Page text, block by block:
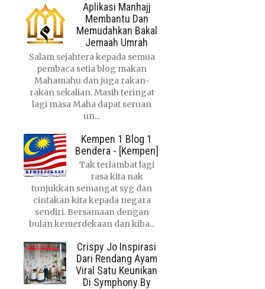
Aplikasi Manhajj
Membantu Dan
Memudahkan Bakal
Jemaah Umrah
Salam sejahtera kepada semua
pembaca setia blog makan
Mahamahu dan juga rakan-
rakan sekalian. Masih teringat
lagi masa Maha dapat seruan
un...
Kempen 1 Blog 1
Bendera - [Kempen]
Tak terlambat lagi
rasa kita nak
tunjukkan semangat syg dan
cintakan kita kepada negara
sendiri. Bersamaan dengan
bulan kemerdekaan dan kiba...
Crispy Jo Inspirasi
Dari Rendang Ayam
Viral Satu Keunikan
Di Symphony By